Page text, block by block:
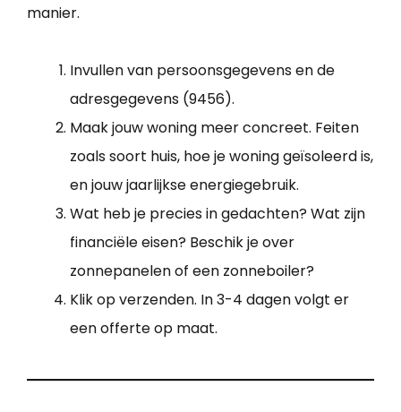
manier.
Invullen van persoonsgegevens en de
adresgegevens (9456).
Maak jouw woning meer concreet. Feiten
zoals soort huis, hoe je woning geïsoleerd is,
en jouw jaarlijkse energiegebruik.
Wat heb je precies in gedachten? Wat zijn
financiële eisen? Beschik je over
zonnepanelen of een zonneboiler?
Klik op verzenden. In 3-4 dagen volgt er
een offerte op maat.